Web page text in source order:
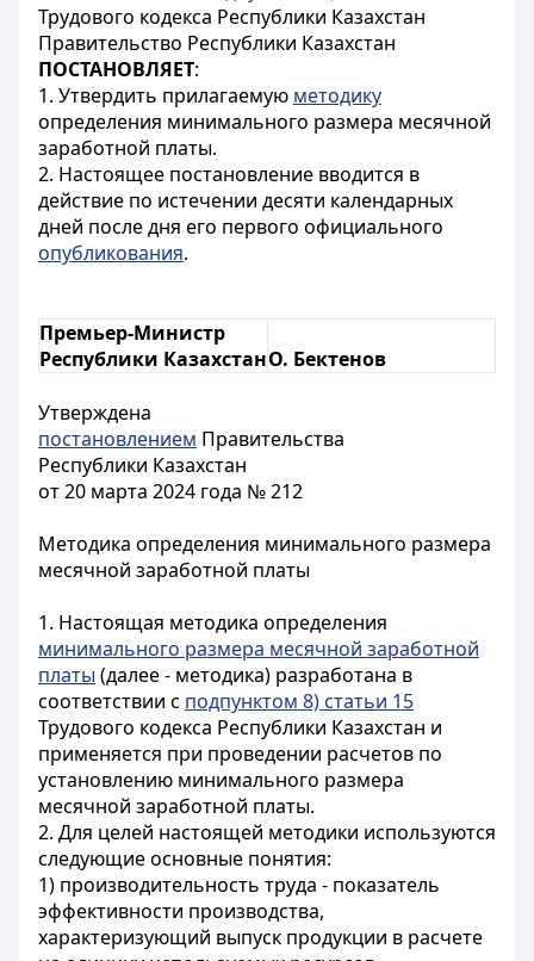
Трудового кодекса Республики Казахстан
Правительство Республики Казахстан
ПОСТАНОВЛЯЕТ:
1. Утвердить прилагаемую методику
определения минимального размера месячной
заработной платы.
2. Настоящее постановление вводится в
действие по истечении десяти календарных
дней после дня его первого официального
опубликования.
Премьер-Министр
Республики КазахстанО. Бектенов
Утверждена
постановлением Правительства
Республики Казахстан
от 20 марта 2024 года № 212
Методика определения минимального размера
месячной заработной платы
1. Настоящая методика определения
минимального размера месячной заработной
платы (далее - методика) разработана в
соответствии с подпунктом 8) статьи 15
Трудового кодекса Республики Казахстан и
применяется при проведении расчетов по
установлению минимального размера
месячной заработной платы.
2. Для целей настоящей методики используются
следующие основные понятия:
1) производительность труда - показатель
эффективности производства,
характеризующий выпуск продукции в расчете